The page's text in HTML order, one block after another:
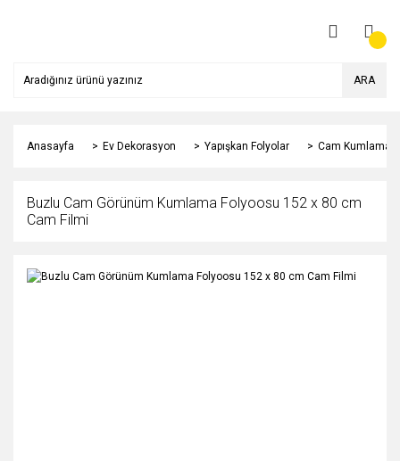
ARA
Anasayfa Ev Dekorasyon Yapışkan Folyolar Cam Kumlama
Buzlu Cam Görünüm Kumlama Folyoosu 152 x 80 cm
Cam Filmi